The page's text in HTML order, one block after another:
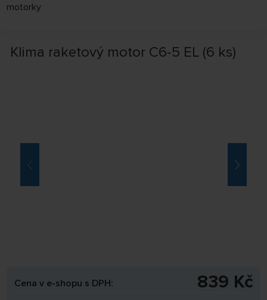
motorky
Klima raketový motor C6-5 EL (6 ks)
Cena v e-shopu s DPH: 839 Kč